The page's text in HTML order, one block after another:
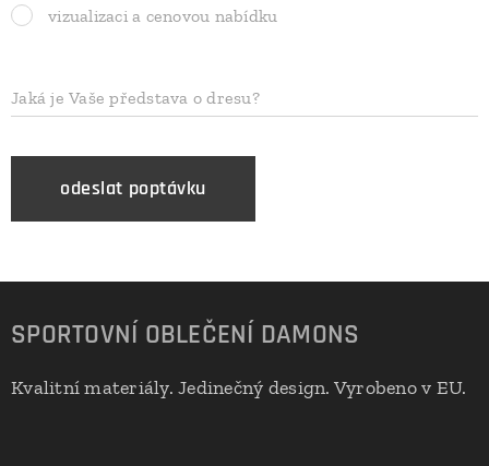
vizualizaci a cenovou nabídku
Jaká je Vaše představa o dresu?
odeslat poptávku
SPORTOVNÍ OBLEČENÍ DAMONS
Kvalitní materiály. Jedinečný design. Vyrobeno v EU.